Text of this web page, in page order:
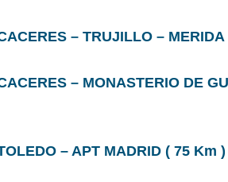
– TRUJILLO –
– MONASTERIO DE
– APT MADRID ( 75 Km )